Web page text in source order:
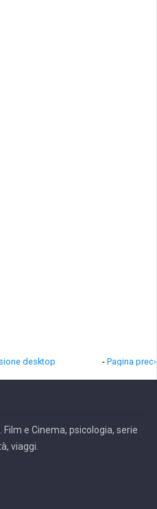
- Pagina prec›
desktop
e Cinema, psicologia, serie
viaggi.